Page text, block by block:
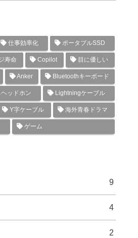
仕事効率化 ポータブルSSD
寿命 Copilot 目に優しい
Anker Bluetoothキーボード
ッドホン Lightningケーブル
Y字ケーブル 海外青春ドラマ
ゲーム
9
4
2